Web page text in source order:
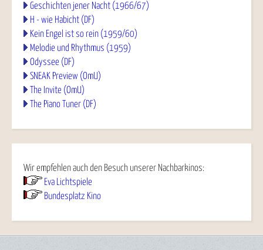
Geschichten jener Nacht (1966/67)
H - wie Habicht (DF)
Kein Engel ist so rein (1959/60)
Melodie und Rhythmus (1959)
Odyssee (DF)
SNEAK Preview (OmU)
The Invite (OmU)
The Piano Tuner (DF)
Wir empfehlen auch den Besuch unserer Nachbarkinos:
Eva Lichtspiele
Bundesplatz Kino